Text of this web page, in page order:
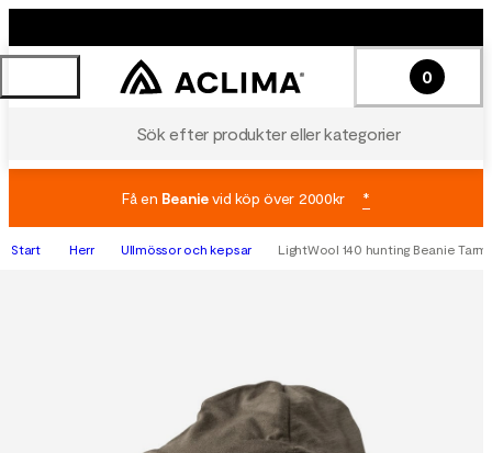
Sök efter produkter eller kategorier
0
Få en Beanievid köp över 2000kr *
Start Herr Ullmössor och kepsar LightWool 140 hunting Beanie